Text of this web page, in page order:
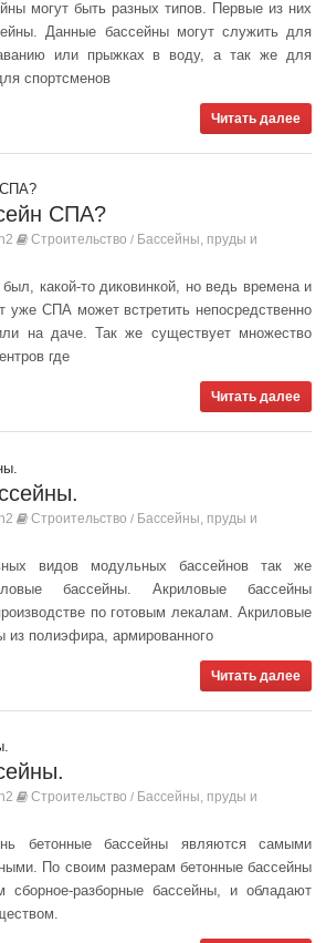
могут быть разных типов. Первые из них
Данные бассейны могут служить для
или прыжках в воду, а так же для
спортсменов
Читать далее
СПА?
Строительство / Бассейны, пруды и
какой-то диковинкой, но ведь времена и
уже СПА может встретить непосредственно
на даче. Так же существует множество
где
Читать далее
Строительство / Бассейны, пруды и
видов модульных бассейнов так же
бассейны. Акриловые бассейны
по готовым лекалам. Акриловые
из полиэфира, армированного
Читать далее
Строительство / Бассейны, пруды и
бетонные бассейны являются самыми
По своим размерам бетонные бассейны
сборное-разборные бассейны, и обладают